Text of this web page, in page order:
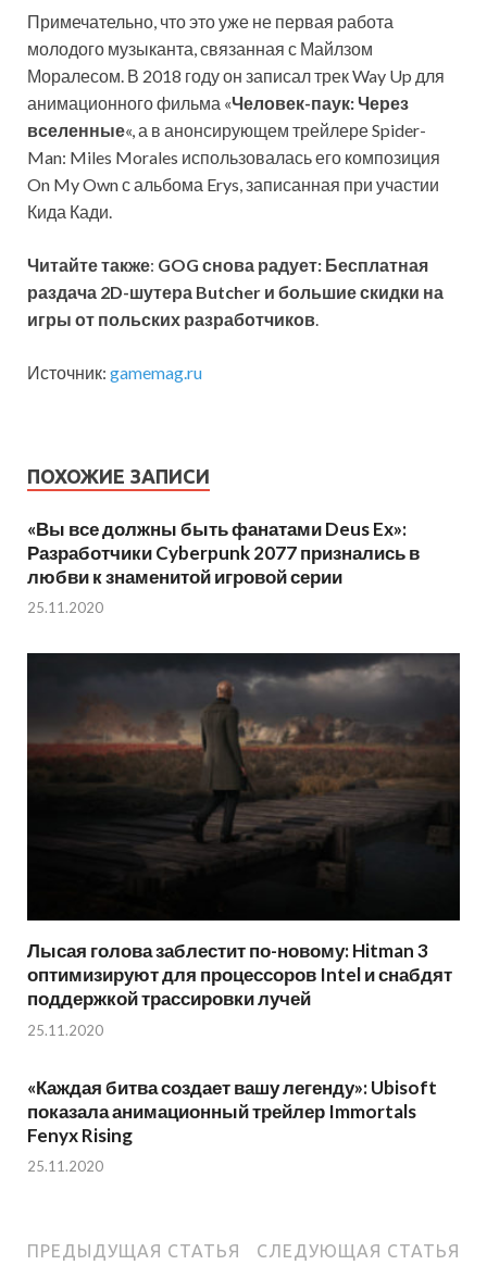
Примечательно, что это уже не первая работа
молодого музыканта, связанная с Майлзом
Моралесом. В 2018 году он записал трек Way Up для
анимационного фильма «Человек-паук: Через
вселенные«, а в анонсирующем трейлере Spider-
Man: Miles Morales использовалась его композиция
On My Own с альбома Erys, записанная при участии
Кида Кади.
Читайте также: GOG снова радует: Бесплатная
раздача 2D-шутера Butcher и большие скидки на
игры от польских разработчиков
Источник: gamemag.ru
ПОХОЖИЕ ЗАПИСИ
«Вы все должны быть фанатами Deus Ex»:
Разработчики Cyberpunk 2077 признались в
любви к знаменитой игровой серии
25.11.2020
Лысая голова заблестит по-новому: Hitman 3
оптимизируют для процессоров Intel и снабдят
поддержкой трассировки лучей
25.11.2020
«Каждая битва создает вашу легенду»: Ubisoft
показала анимационный трейлер Immortals
Fenyx Rising
25.11.2020
ПРЕДЫДУЩАЯ СТАТЬЯ СЛЕДУЮЩАЯ СТАТЬЯ